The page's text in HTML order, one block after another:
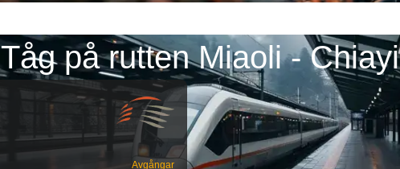
Tåg på rutten Miaoli - Chiayi
Avgångar